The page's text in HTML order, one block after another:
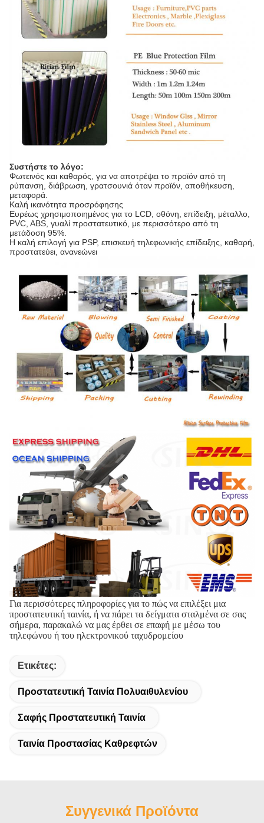
Συστήστε το λόγο:
Φωτεινός και καθαρός, για να αποτρέψει το προϊόν από τη
ρύπανση, διάβρωση, γρατσουνιά όταν προϊόν, αποθήκευση,
μεταφορά.
Καλή ικανότητα προσρόφησης
Ευρέως χρησιμοποιημένος για το LCD, οθόνη, επίδειξη, μέταλλο,
PVC, ABS, γυαλί προστατευτικό, με περισσότερο από τη
μετάδοση 95%.
Η καλή επιλογή για PSP, επισκευή τηλεφωνικής επίδειξης, καθαρή,
προστατεύει, ανανεώνει
Για περισσότερες πληροφορίες για το πώς να επιλέξει μια
προστατευτική ταινία, ή να πάρει τα δείγματα σταλμένα σε σας
σήμερα, παρακαλώ να μας έρθει σε επαφή με μέσω του
τηλεφώνου ή του ηλεκτρονικού ταχυδρομείου
Ετικέτες:
Προστατευτική Ταινία Πολυαιθυλενίου
Σαφής Προστατευτική Ταινία
Ταινία Προστασίας Καθρεφτών
Συγγενικά Προϊόντα